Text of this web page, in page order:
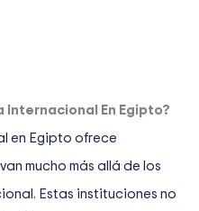
Internacional En Egipto?
en Egipto ofrece
mucho más allá de los
Estas instituciones no